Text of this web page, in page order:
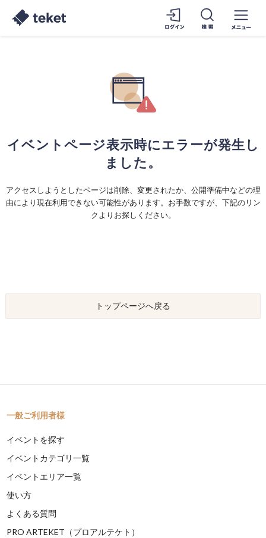
イベントページ表示時にエラーが発生し
ました。
アクセスしようとしたページは削除、変更されたか、公開準備中などの理
由により現在利用できない可能性があります。お手数ですが、下記のリン
クよりお探しください。
トップページへ戻る
一般ご利用者様
イベントを探す
イベントカテゴリ一覧
イベントエリア一覧
使い方
よくある質問
PRO ARTEKET（プロアルテケト）